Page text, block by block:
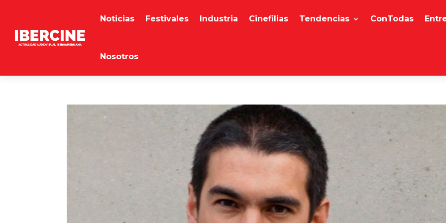
Noticias Festivales Industria Cinefilias Tendencias ConTodas
Nosotros